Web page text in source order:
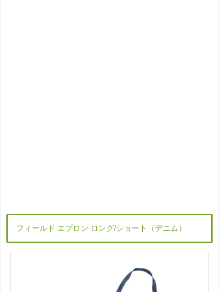
フィールド エプロン ロング/ショート（デニム）